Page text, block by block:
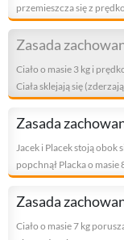
przemieszcza się z
Zasada
Ciało o masie 3 kg i
Ciała sklejają się
Zasada
Jacek i Placek stoją obok
popchnął Placka o masie
Zasada
Ciało o masie 7 kg